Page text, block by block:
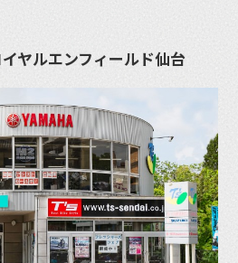
ヤルエンフィールド仙台